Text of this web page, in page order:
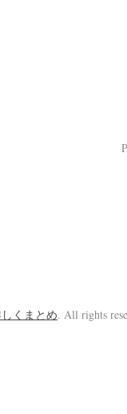
くまとめ. All rights